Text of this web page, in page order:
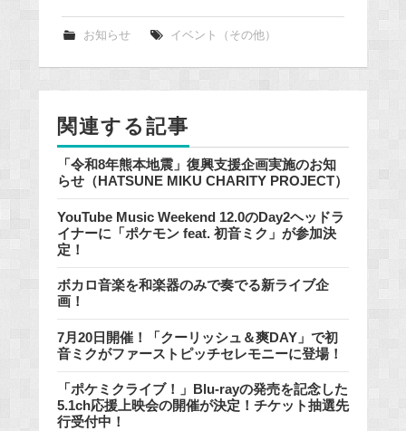
e
k
お知らせ イベント（その他）
関連する記事
「令和8年熊本地震」復興支援企画実施のお知
らせ（HATSUNE MIKU CHARITY PROJECT）
YouTube Music Weekend 12.0のDay2ヘッドラ
イナーに「ポケモン feat. 初音ミク」が参加決
定！
ボカロ音楽を和楽器のみで奏でる新ライブ企
画！
7月20日開催！「クーリッシュ＆爽DAY」で初
音ミクがファーストピッチセレモニーに登場！
「ポケミクライブ！」Blu-rayの発売を記念した
5.1ch応援上映会の開催が決定！チケット抽選先
行受付中！